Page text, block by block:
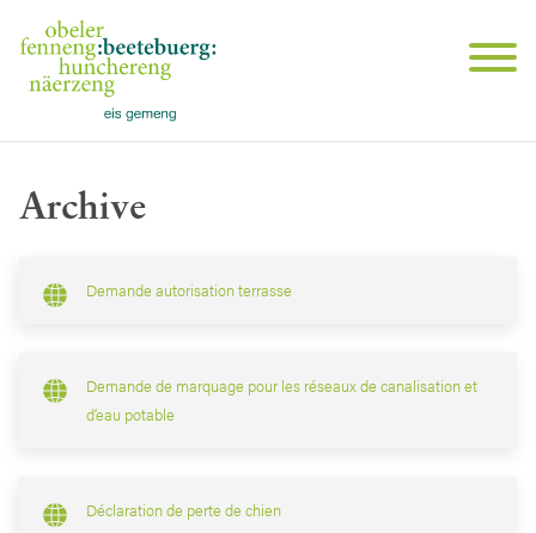
Archive
Demande autorisation terrasse
Demande de marquage pour les réseaux de canalisation et
d’eau potable
Déclaration de perte de chien